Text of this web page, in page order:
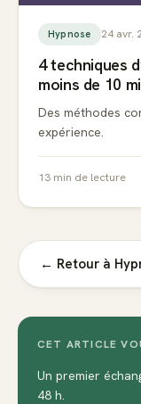
Hypnose 24 avr.
4 techniques
moins de 10
Des méthodes
expérience.
13 min de lecture
← Retour à
CET ARTICLE
Un premier
48 h.